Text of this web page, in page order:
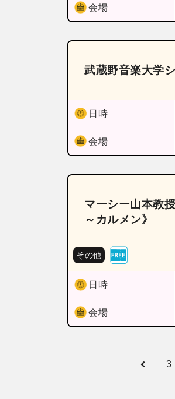
会場
武蔵野音楽大学
日時
会場
マーシー山本教
～カルメン》
その他
日時
会場
3